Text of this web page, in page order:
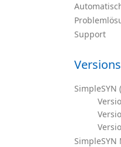
Support
Versions
SimpleSYN
SimpleSYN